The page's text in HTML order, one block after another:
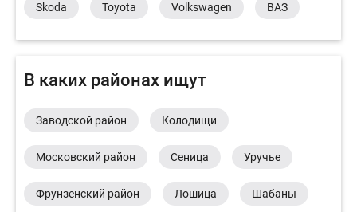
Skoda Toyota Volkswagen ВАЗ
В каких районах ищут
Заводской район Колодищи
Московский район Сеница Уручье
Фрунзенский район Лошица Шабаны